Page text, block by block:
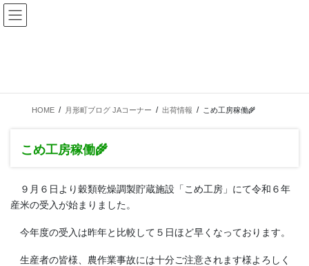
コ
ン
移
ナ
ビ
ン
HOME 月形町ブログ JAコーナー 出荷情報 こめ工房稼働🌾
こめ工房稼働🌾
９月６日より穀類乾燥調製貯蔵施設「こめ工房」にて令和６年
産米の受入が始まりました。
今年度の受入は昨年と比較して５日ほど早くなっております。
生産者の皆様、農作業事故には十分ご注意されます様よろしく